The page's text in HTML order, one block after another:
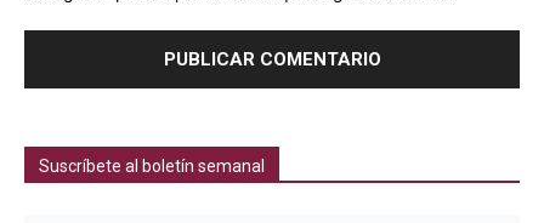
Suscríbete al boletín semanal